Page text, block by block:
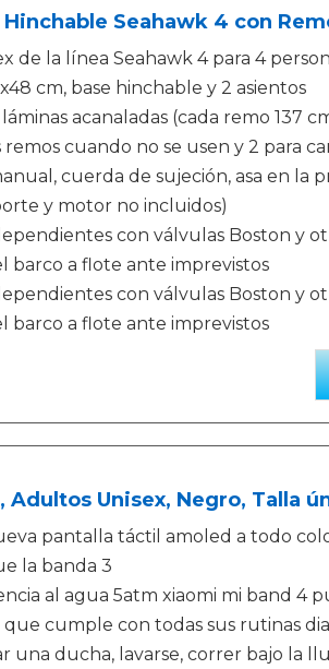
Seahawk 4 con
de la línea Seahawk 4 para 4
cm, base hinchable y 2 asientos
acanaladas (cada remo 137
cuando no se usen y 2 para
cuerda de sujeción, asa en la
y motor no incluidos)
con válvulas Boston y
barco a flote ante imprevistos
con válvulas Boston y
barco a flote ante imprevistos
Unisex, Negro, Talla
pantalla táctil amoled a todo
la banda 3
al agua 5atm xiaomi mi band 4
cumple con todas sus rutinas
una ducha, lavarse, correr bajo la